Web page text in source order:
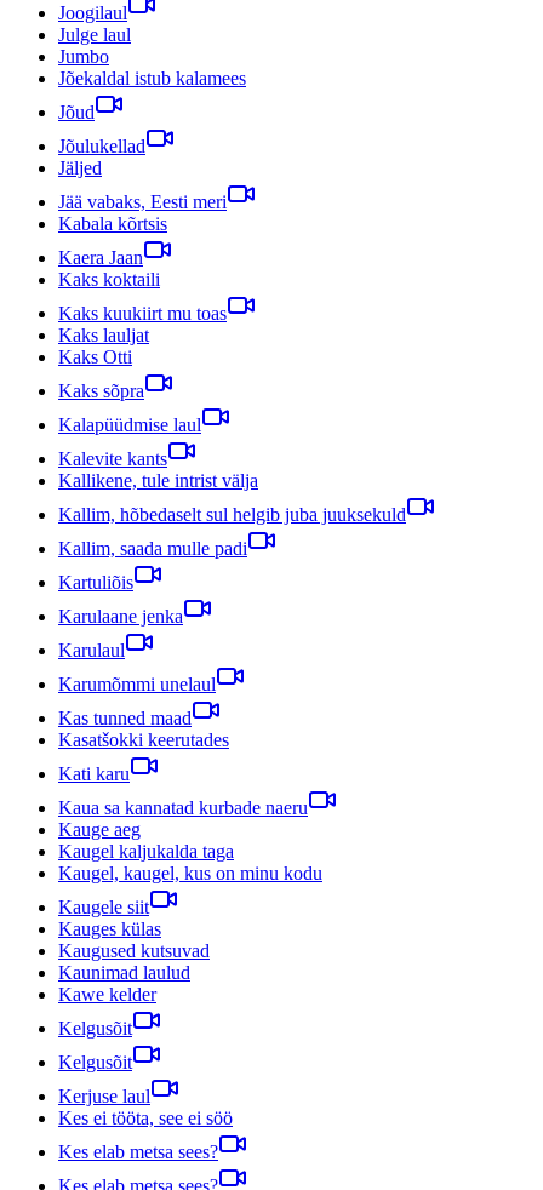
Joogilaul
Julge laul
Jumbo
Jõekaldal istub kalamees
Jõud
Jõulukellad
Jäljed
Jää vabaks, Eesti meri
Kabala kõrtsis
Kaera Jaan
Kaks koktaili
Kaks kuukiirt mu toas
Kaks lauljat
Kaks Otti
Kaks sõpra
Kalapüüdmise laul
Kalevite kants
Kallikene, tule intrist välja
Kallim, hõbedaselt sul helgib juba juuksekuld
Kallim, saada mulle padi
Kartuliõis
Karulaane jenka
Karulaul
Karumõmmi unelaul
Kas tunned maad
Kasatšokki keerutades
Kati karu
Kaua sa kannatad kurbade naeru
Kauge aeg
Kaugel kaljukalda taga
Kaugel, kaugel, kus on minu kodu
Kaugele siit
Kauges külas
Kaugused kutsuvad
Kaunimad laulud
Kawe kelder
Kelgusõit
Kelgusõit
Kerjuse laul
Kes ei tööta, see ei söö
Kes elab metsa sees?
Kes elab metsa sees?